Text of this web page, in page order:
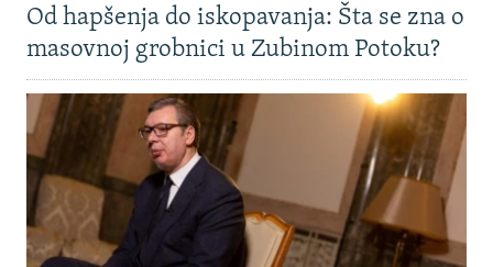
Od hapšenja do iskopavanja: Šta se zna o
masovnoj grobnici u Zubinom Potoku?